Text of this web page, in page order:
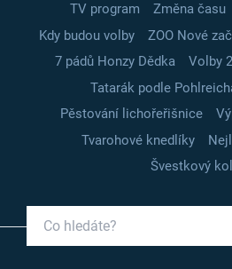
TV program
Změna času
Kdy budou volby
ZOO Nové
7 pádů Honzy Dědka
Volby
Tatarák podle
Pěstování lichořeřišnice
Tvarohové knedlíky
Švestkový